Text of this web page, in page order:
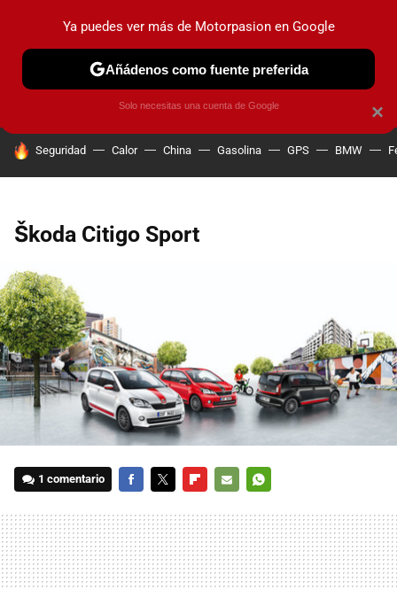
PRUEBAS COCHES ELÉCTRICOS OBSERVATORIO
HOY SE HABLA DE
Seguridad Calor China Gasolina GPS BMW
Škoda Citigo Sport
1 comentario
MAIL
×
Ya puedes ver más de Motorpasion en Google
Añádenos como fuente preferida
Solo necesitas una cuenta de Google